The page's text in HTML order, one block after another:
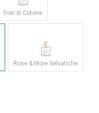
Fiori di Cotone
Rose & More Selvatiche